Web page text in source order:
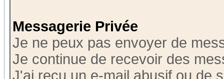
Messagerie Privée
Je ne peux pas envoyer de
Je continue de recevoir des
J'ai reçu un e-mail abusif ou de